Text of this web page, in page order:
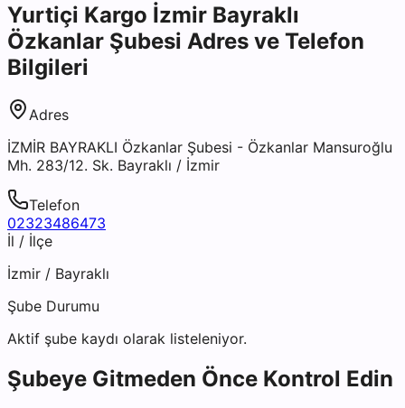
Yurtiçi Kargo İzmir Bayraklı
Özkanlar Şubesi Adres ve Telefon
Bilgileri
Adres
İZMİR BAYRAKLI Özkanlar Şubesi - Özkanlar Mansuroğlu
Mh. 283/12. Sk. Bayraklı / İzmir
Telefon
02323486473
İl / İlçe
İzmir / Bayraklı
Şube Durumu
Aktif şube kaydı olarak listeleniyor.
Şubeye Gitmeden Önce Kontrol Edin